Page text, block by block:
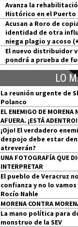
Avanza la
Histórico en el Puerto
Acusan a Roro de
identidad de otra
niega plagio y acoso
El nuevo distribuidor
pondrá a prueba de
LO
La reunión urgente de
Polanco
EL ENEMIGO DE MORENA
AFUERA. ¡ESTÁ ADENTRO!
¡Ojo! El verdadero
despojo debe estar
atreverán?
UNA FOTOGRAFÍA QUE
INTERPRETAR
El pueblo de Veracruz
confianza y no lo
Rocío Nahle
MORENA CONTRA
La mano política para
monstruo de la SEV